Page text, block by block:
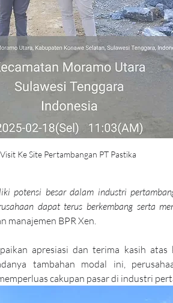
Ke Site Pertambangan PT Pastika
potensi besar dalam industri
dapat terus berkembang serta
manajemen BPR Xen.
apresiasi dan terima kasih atas
tambahan modal ini,
cakupan pasar di industri